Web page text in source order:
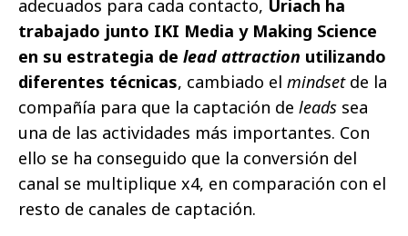
adecuados para cada contacto, Uriach ha
trabajado junto IKI Media y Making Science
en su estrategia de lead attraction utilizando
diferentes técnicas, cambiado el mindset de la
compañía para que la captación de leads sea
una de las actividades más importantes. Con
ello se ha conseguido que la conversión del
canal se multiplique x4, en comparación con el
resto de canales de captación.